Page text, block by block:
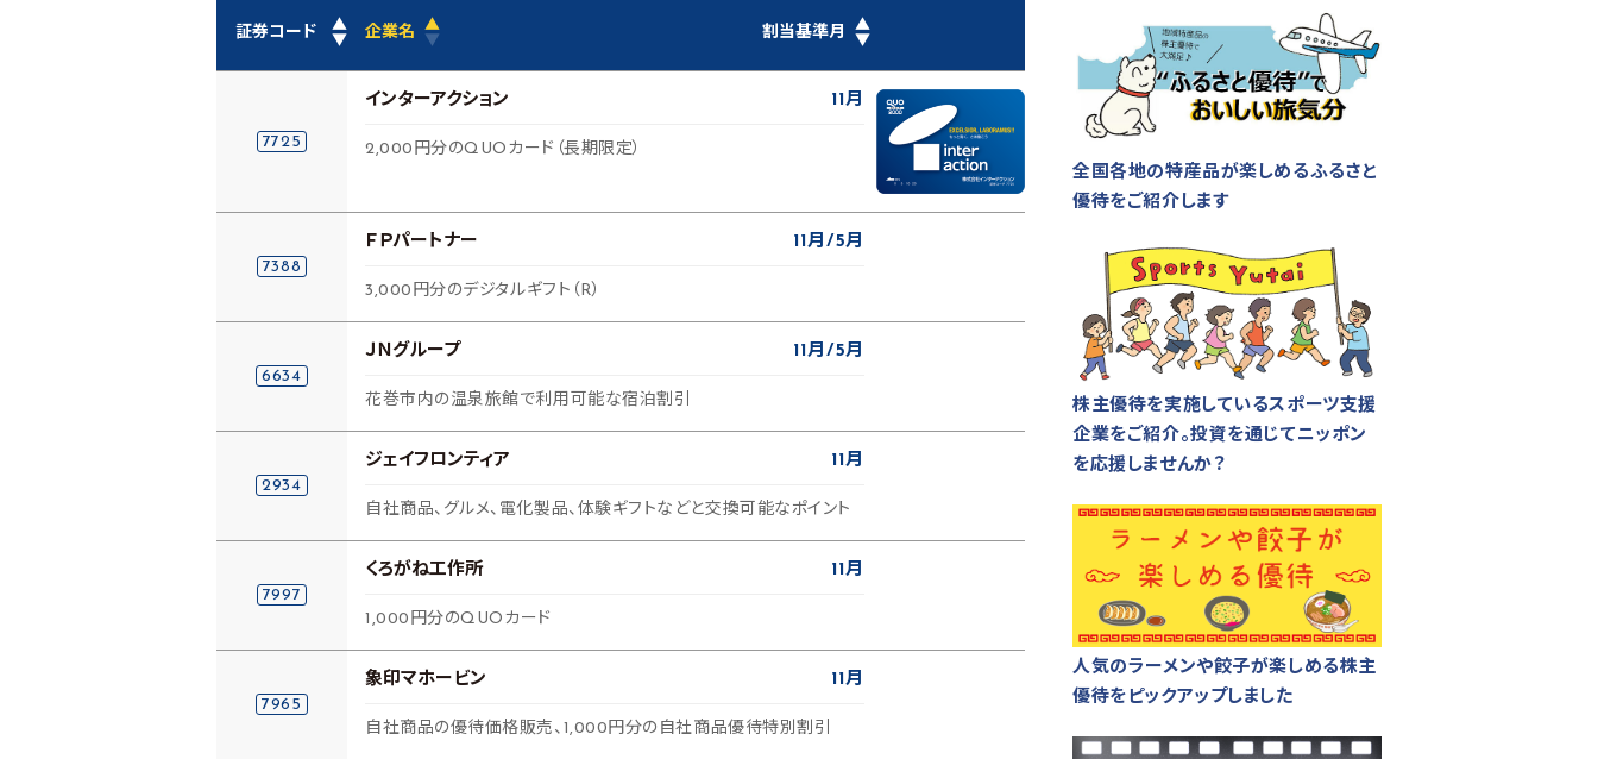
▲
証券コード ▼
▲
企業名 ▼
▲
割当基準月 ▼
7725
インターアクション 11月
2,000円分のQUOカード（長期限定）
7388
ＦＰパートナー 11月 5月
3,000円分のデジタルギフト（R）
6634
ＪＮグループ 11月 5月
花巻市内の温泉旅館で利用可能な宿泊割引
2934
ジェイフロンティア 11月
自社商品、グルメ、電化製品、体験ギフトなどと交換可能なポイント
7997
くろがね工作所 11月
1,000円分のQUOカード
7965
象印マホービン 11月
自社商品の優待価格販売、1,000円分の自社商品優待特別割引
全国各地の特産品が楽しめるふるさと
優待をご紹介します
株主優待を実施しているスポーツ支援
企業をご紹介。投資を通じてニッポン
を応援しませんか？
人気のラーメンや餃子が楽しめる株主
優待をピックアップしました